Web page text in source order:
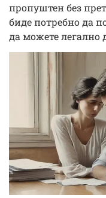
пропуштен без
биде потребно да
да можете легално